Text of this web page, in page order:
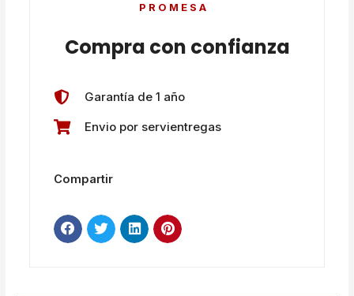
PROMESA
Compra con confianza
Garantía de 1 año
Envio por servientregas
Compartir